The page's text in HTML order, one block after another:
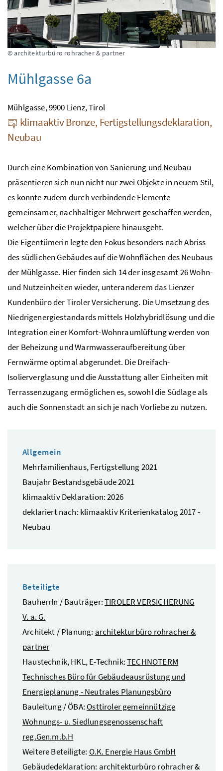
© architekturbüro rohracher & partner
Mühlgasse 6a
Mühlgasse, 9900 Lienz, Tirol
klimaaktiv Bronze, Fertigstellungsdeklaration,
Neubau
Durch eine Kombination von Sanierung und Neubau
präsentieren sich nun nicht nur zwei Objekte in neuem Stil,
es konnte zudem durch verbindende Elemente
gemeinsamer, nachhaltiger Mehrwert geschaffen werden,
welcher über die Projektpapiere hinausgeht.
Die Eigentümerin legte den Fokus besonders nach Abriss
des südlichen Gebäudes auf die Wohnflächen des Neubaus
der Mühlgasse. Hier finden sich 14 der insgesamt 26 Wohn-
und Nutzeinheiten wieder, unteranderem das Lienzer
Kundenbüro der Tiroler Versicherung. Die Umsetzung des
Niedrigenergiestandards mittels Holzhybridlösung und die
Integration einer Komfort-Wohnraumlüftung werden von
der Beheizung und Warmwasseraufbereitung über
Fernwärme optimal abgerundet. Die Dreifach-
Isolierverglasung und die Ausstattung aller Einheiten mit
Terrassenzugang ermöglichen es, sowohl die Südlage als
auch die Sonnenstadt an sich je nach Vorliebe zu nutzen.
Allgemein
Mehrfamilienhaus, Fertigstellung 2021
Baujahr Bestandsgebäude 2021
klimaaktiv Deklaration: 2026
deklariert nach: klimaaktiv Kriterienkatalog 2017 -
Neubau
Beteiligte
BauherrIn / Bauträger:TIROLER VERSICHERUNG
V. a. G.
Architekt / Planung: architekturbüro rohracher &
partner
Haustechnik, HKL, E-Technik:TECHNOTERM
Technisches Büro für Gebäudeausrüstung und
Energieplanung - Neutrales Planungsbüro
Bauleitung / ÖBA: Osttiroler gemeinnützige
Wohnungs- u. Siedlungsgenossenschaft
reg.Gen.m.b.H
Weitere Beteiligte: O.K. Energie Haus GmbH
Gebäudedeklaration: architekturbüro rohracher &